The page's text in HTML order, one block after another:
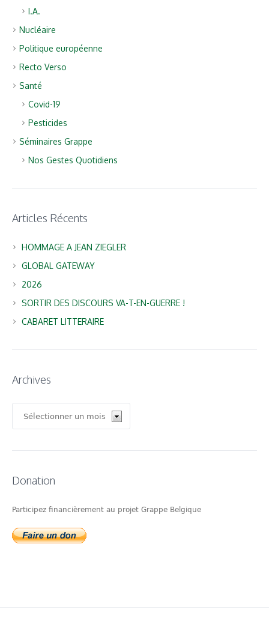
I.A.
Nucléaire
Politique européenne
Recto Verso
Santé
Covid-19
Pesticides
Séminaires Grappe
Nos Gestes Quotidiens
Articles Récents
HOMMAGE A JEAN ZIEGLER
GLOBAL GATEWAY
2026
SORTIR DES DISCOURS VA-T-EN-GUERRE !
CABARET LITTERAIRE
Archives
Donation
Participez financièrement au projet Grappe Belgique